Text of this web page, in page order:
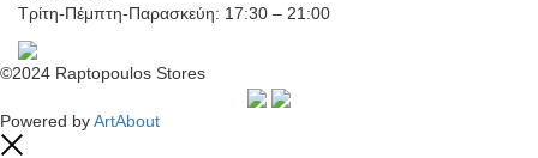
Τρίτη-Πέμπτη-Παρασκεύη: 17:30 – 21:00
©2024 Raptopoulos Stores
Powered byArtAbout